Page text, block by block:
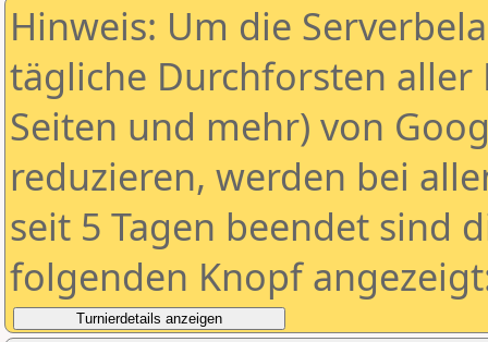
Hinweis: Um die
tägliche Durchforsten aller
Seiten und mehr) von
reduzieren, werden bei
seit 5 Tagen beendet sind
folgenden Knopf